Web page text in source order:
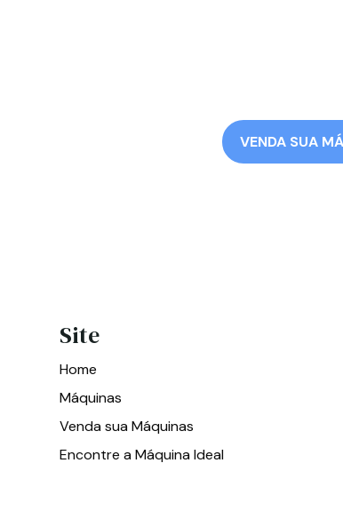
VENDA SUA
Site
Home
Máquinas
Venda sua Máquinas
Encontre a Máquina Ideal